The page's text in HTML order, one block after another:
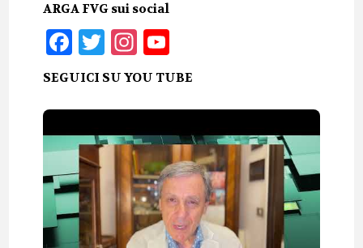
ARGA FVG sui social
Facebook
Twitter
Instagram
YouTube
SEGUICI SU YOU TUBE